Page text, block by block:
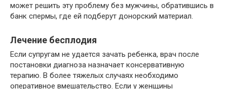
может решить эту проблему без мужчины, обратившись в
банк спермы, где ей подберут донорский материал.
Лечение бесплодия
Если супругам не удается зачать ребенка, врач после
постановки диагноза назначает консервативную
терапию. В более тяжелых случаях необходимо
оперативное вмешательство. Если у женщины